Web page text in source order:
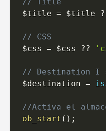
$title = $title
// CSS
$css
= $css ??
// Destination I
$destination =
//Activa el
ob_start ( ) ;